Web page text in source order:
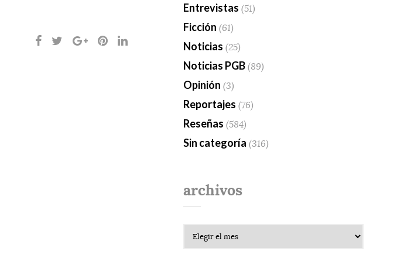
Entrevistas (51)
Ficción (61)
Noticias (25)
Noticias PGB (89)
Opinión (3)
Reportajes (76)
Reseñas (584)
Sin categoría (316)
archivos